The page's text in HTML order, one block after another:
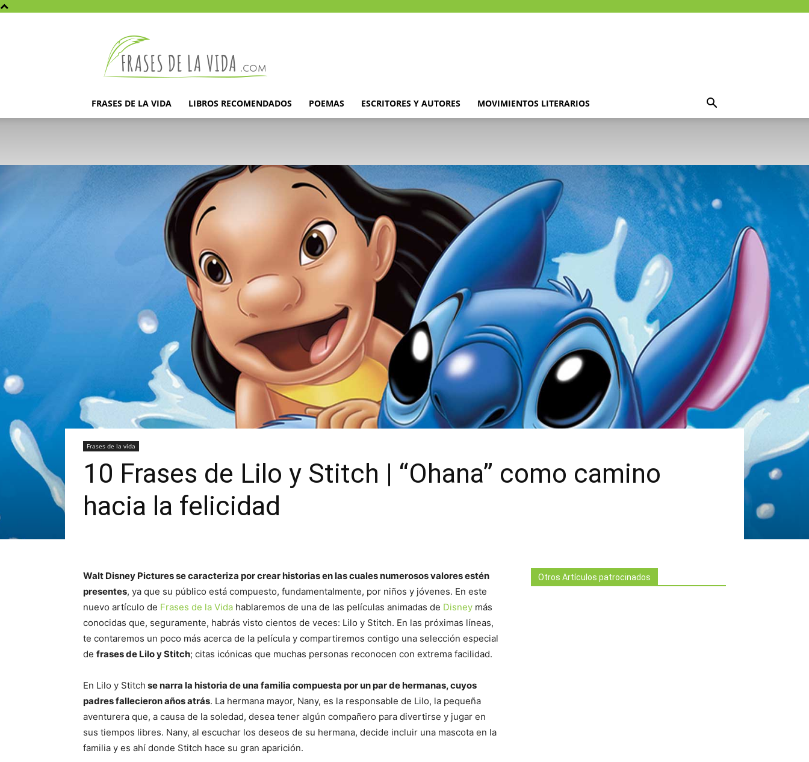
la
vida
FRASES DE LA VIDA LIBROS RECOMENDADOS POEMAS ESCRITORES Y AUTORES MOVIMIENTOS LITERARIOS
Frases de la vida
10 Frases de Lilo y Stitch | “Ohana” como camino
hacia la felicidad
Walt Disney Pictures se caracteriza por crear historias en las cuales numerosos valores estén
presentes, ya que su público está compuesto, fundamentalmente, por niños y jóvenes. En este
nuevo artículo de Frases de la Vida hablaremos de una de las películas animadas de Disney más
conocidas que, seguramente, habrás visto cientos de veces: Lilo y Stitch. En las próximas líneas,
te contaremos un poco más acerca de la película y compartiremos contigo una selección especial
de frases de Lilo y Stitch; citas icónicas que muchas personas reconocen con extrema facilidad.
En Lilo y Stitch se narra la historia de una familia compuesta por un par de hermanas, cuyos
padres fallecieron años atrás. La hermana mayor, Nany, es la responsable de Lilo, la pequeña
aventurera que, a causa de la soledad, desea tener algún compañero para divertirse y jugar en
sus tiempos libres. Nany, al escuchar los deseos de su hermana, decide incluir una mascota en la
familia y es ahí donde Stitch hace su gran aparición.
Otros Artículos patrocinados